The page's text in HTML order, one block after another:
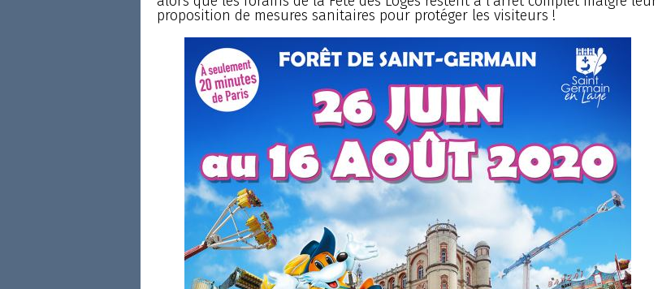
proposition de mesures sanitaires pour protéger les visiteurs !